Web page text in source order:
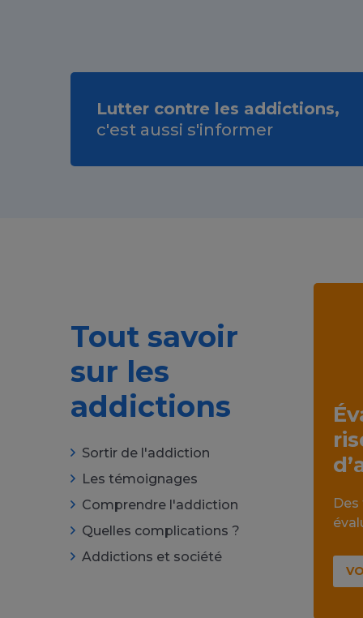
Lutter contre les addictions,
c'est aussi s'informer
Tout savoir
sur les
addictions
Sortir de l'addiction
Les témoignages
Comprendre l'addiction
Quelles complications ?
Addictions et société